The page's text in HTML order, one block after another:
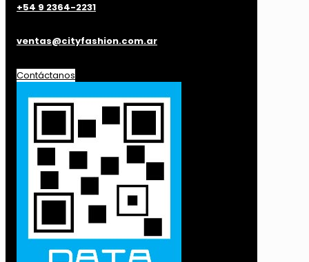
+54 9 2364-2231
ventas@cityfashion.com.ar
Contáctanos